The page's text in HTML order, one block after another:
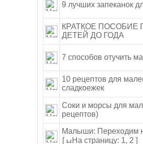
9 лучших запеканок
КРАТКОЕ
ДЕТЕЙ ДО ГОДА
7 способов отучить
10 рецептов для
сладкоежек
Соки и морсы для
рецептов)
Малыши: Переходим
[
На страницу: 1, 2 ]